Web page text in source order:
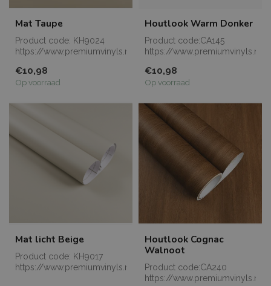
Mat Taupe
Product code: KH9024
https://www.premiumvinyls.nl/samples.html
€10,98
Op voorraad
Houtlook Warm Donker
Product code:CA145
https://www.premiumvinyls.nl/
€10,98
Op voorraad
Mat licht Beige
Product code: KH9017
https://www.premiumvinyls.nl/samples.html
Houtlook Cognac
Walnoot
Product code:CA240
https://www.premiumvinyls.nl/